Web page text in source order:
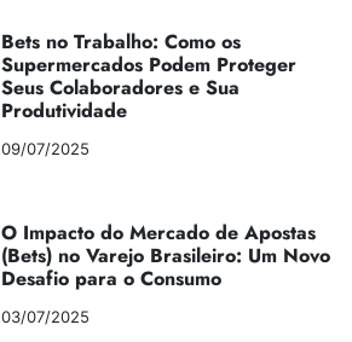
Bets no Trabalho: Como os
Supermercados Podem Proteger
Seus Colaboradores e Sua
Produtividade
09/07/2025
O Impacto do Mercado de Apostas
(Bets) no Varejo Brasileiro: Um Novo
Desafio para o Consumo
03/07/2025